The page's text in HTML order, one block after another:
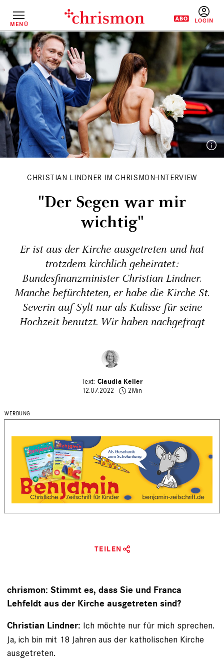
InhaltMENÜ
CHRISTIAN LINDNER IM CHRISMON-INTERVIEW
"Der Segen war mir
wichtig"
Er ist aus der Kirche ausgetreten und hat
trotzdem kirchlich geheiratet:
Bundesfinanzminister Christian Lindner.
Manche befürchteten, er habe die Kirche St.
Severin auf Sylt nur als Kulisse für seine
Hochzeit benutzt. Wir haben nachgefragt
Claudia Keller
12.07.2022
2Min
TEILEN
chrismon: Stimmt es, dass Sie und Franca
Lehfeldt aus der Kirche ausgetreten sind?
Christian Lindner: Ich möchte nur für mich sprechen.
Ja, ich bin mit 18 Jahren aus der katholischen Kirche
ausgetreten.